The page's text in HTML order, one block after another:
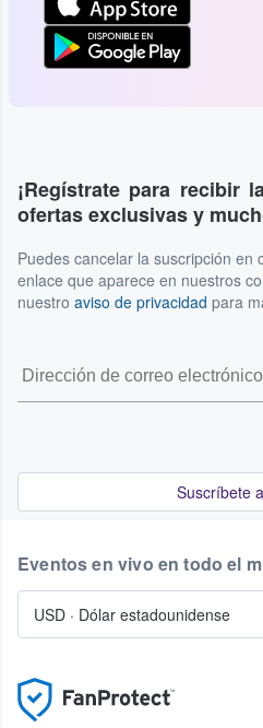
¡Regístrate para recibir
ofertas exclusivas y
Puedes cancelar la suscripción en
enlace que aparece en nuestros
nuestro aviso de privacidad para
Suscríbete
Eventos en vivo en todo el
USD · Dólar estadounidense